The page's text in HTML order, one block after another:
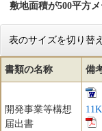
敷地面積が500平方
表のサイズを切り替
書類の名称 備
開発事業等構想
届出書